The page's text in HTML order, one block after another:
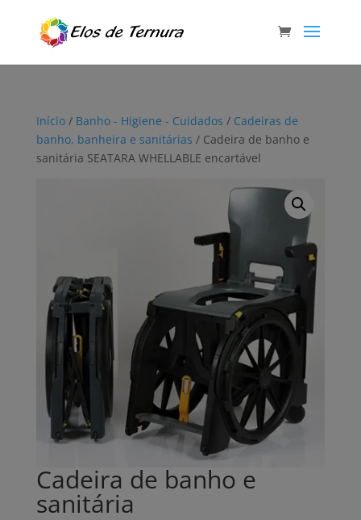
Início/ Banho - Higiene - Cuidados / Cadeiras de
banho, banheira e sanitárias / Cadeira de banho e
sanitária SEATARA WHELLABLE encartável
Cadeira de banho e
sanitária